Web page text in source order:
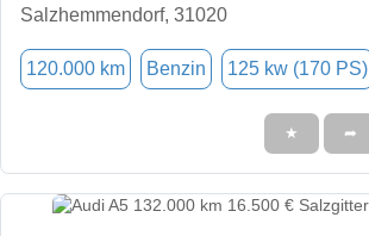
Salzhemmendorf, 31020
120.000 km Benzin 125 kw (170 PS)
★ ➦